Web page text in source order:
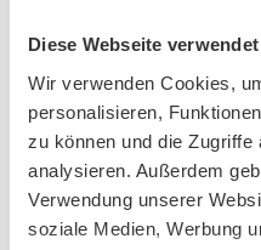
Diese Webseite
Wir verwenden Cookies,
personalisieren,
zu können und die
analysieren. Außerdem
Verwendung unserer
soziale Medien, Werbung
Mo-Di:8:00-12:00 Uhr /
Mi:8:00 - 12:00 Uhr
Do-Fr:8:00-12:00 Uhr /